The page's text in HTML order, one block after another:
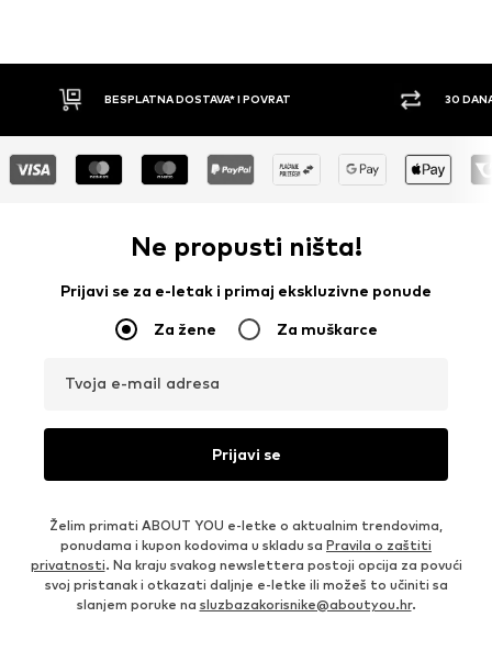
30 DANA PRAVO NA POVRAT
Ne propusti ništa!
Prijavi se za e-letak i primaj ekskluzivne ponude
Za žene Za muškarce
Tvoja e-mail adresa
Prijavi se
Želim primati ABOUT YOU e-letke o aktualnim trendovima,
ponudama i kupon kodovima u skladu sa Pravila o zaštiti
privatnosti. Na kraju svakog newslettera postoji opcija za povući
svoj pristanak i otkazati daljnje e-letke ili možeš to učiniti sa
slanjem poruke na sluzbazakorisnike@aboutyou.hr.